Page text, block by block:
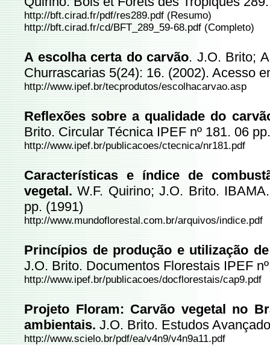
http://bft.cirad.fr/pdf/res289.pdf (Resumo)
http://bft.cirad.fr/cd/BFT_289_59-68.pdf (Completo)
A escolhacerta do carvão. J.O. Brito;
Churrascarias 5(24): 16. (2002). Acesso
http://www.ipef.br/tecprodutos/escolhacarvao.asp
Reflexões sobre a qualidade do
Brito. Circular Técnica IPEF nº 181. 06
http://www.ipef.br/publicacoes/ctecnica/nr181.pdf
Características e índice de
vegetal.W.F. Quirino; J.O. Brito.
pp. (1991)
http://www.mundoflorestal.com.br/arquivos/indice.pdf
Princípios de produção e utilização
J.O. Brito. Documentos Florestais IPEF
http://www.ipef.br/publicacoes/docflorestais/cap9.pdf
Projeto Floram: Carvão vegetal no
ambientais. J.O. Brito. Estudos
http://www.scielo.br/pdf/ea/v4n9/v4n9a11.pdf